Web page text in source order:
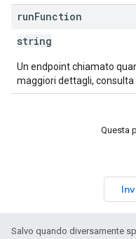
runFunction
string
Un endpoint chiamato
maggiori dettagli, consulta
Questa
Salvo quando diversamente